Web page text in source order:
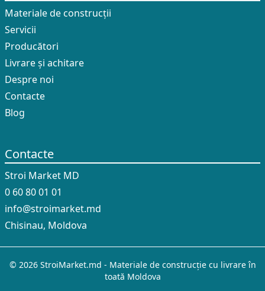
Materiale de construcții
Servicii
Producători
Livrare și achitare
Despre noi
Contacte
Blog
Contacte
Stroi Market MD
0 60 80 01 01
info@stroimarket.md
Chisinau, Moldova
© 2026 StroiMarket.md - Materiale de construcție cu livrare în
toată Moldova